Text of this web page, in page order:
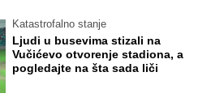
Katastrofalno stanje
Ljudi u busevima stizali na
Vučićevo otvorenje stadiona, a
pogledajte na šta sada liči